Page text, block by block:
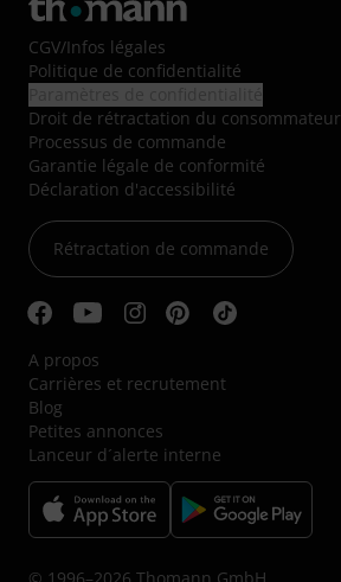
CGV/Infos légales
Politique de confidentialité
Droit de rétractation du consommateur
Processus de commande
Garantie légale de conformité
Déclaration d'accessibilité
Rétractation de commande
A propos
Carrières et recrutement
Blog
Petites annonces
Lanceur d´alerte interne